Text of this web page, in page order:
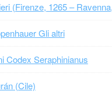
(Firenze, 1265 –
Gli altri
Codex Seraphinianus
(Cile)